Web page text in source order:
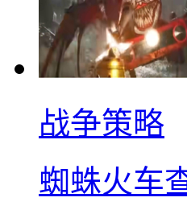
战争策略
蜘蛛火车